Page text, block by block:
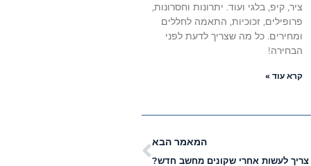
ציר, קיפ, בלגי ועוד. יתרונות וחסרונות,
פרופילים, זכוכיות, התאמה לחללים
ומחירים. כל מה שצריך לדעת לפני
הבחירה!
קרא עוד »
המאמר הבא
לעשות אחרי שקונים מחשב חדש?